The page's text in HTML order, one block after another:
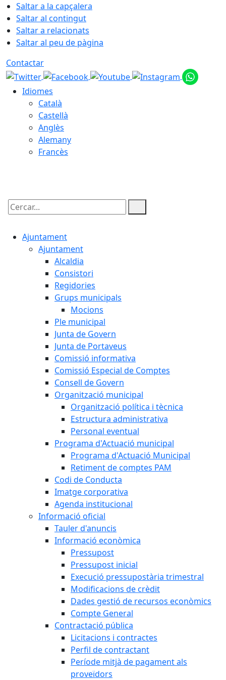
Saltar a la capçalera
Saltar al contingut
Saltar a relacionats
Saltar al peu de pàgina
Contactar
Idiomes
Català
Castellà
Anglès
Alemany
Francès
Cercar:
Ajuntament
Ajuntament
Alcaldia
Consistori
Regidories
Grups municipals
Mocions
Ple municipal
Junta de Govern
Junta de Portaveus
Comissió informativa
Comissió Especial de Comptes
Consell de Govern
Organització municipal
Organització política i tècnica
Estructura administrativa
Personal eventual
Programa d'Actuació municipal
Programa d'Actuació Municipal
Retiment de comptes PAM
Codi de Conducta
Imatge corporativa
Agenda institucional
Informació oficial
Tauler d'anuncis
Informació econòmica
Pressupost
Pressupost inicial
Execució pressupostària trimestral
Modificacions de crèdit
Dades gestió de recursos econòmics
Compte General
Contractació pública
Licitacions i contractes
Perfil de contractant
Període mitjà de pagament als
proveïdors